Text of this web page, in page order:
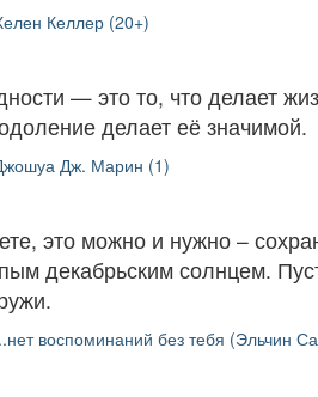
Келлер (20+)
— это то, что делает
делает её значимой.
Дж. Марин (1)
это можно и нужно –
декабрьским солнцем.
воспоминаний без тебя (Эльчин